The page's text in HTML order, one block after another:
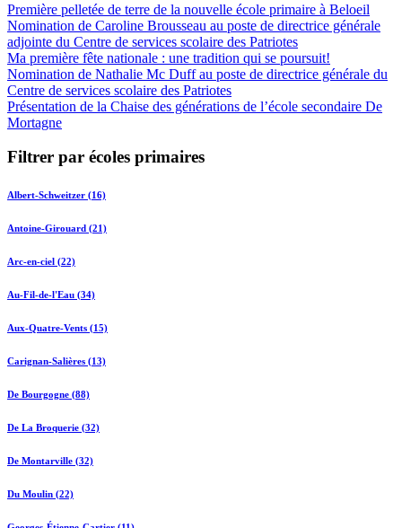
Première pelletée de terre de la nouvelle école primaire à Beloeil
Nomination de Caroline Brousseau au poste de directrice générale
adjointe du Centre de services scolaire des Patriotes
Ma première fête nationale : une tradition qui se poursuit!
Nomination de Nathalie Mc Duff au poste de directrice générale du
Centre de services scolaire des Patriotes
Présentation de la Chaise des générations de l’école secondaire De
Mortagne
Filtrer par écoles primaires
Albert-Schweitzer (16)
Antoine-Girouard (21)
Arc-en-ciel (22)
Au-Fil-de-l'Eau (34)
Aux-Quatre-Vents (15)
Carignan-Salières (13)
De Bourgogne (88)
De La Broquerie (32)
De Montarville (32)
Du Moulin (22)